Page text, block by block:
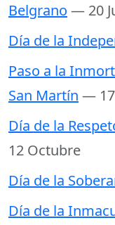
Belgrano — 20
Día de la
Paso a la
San Martín —
Día de la
12 Octubre
Día de la
Día de la